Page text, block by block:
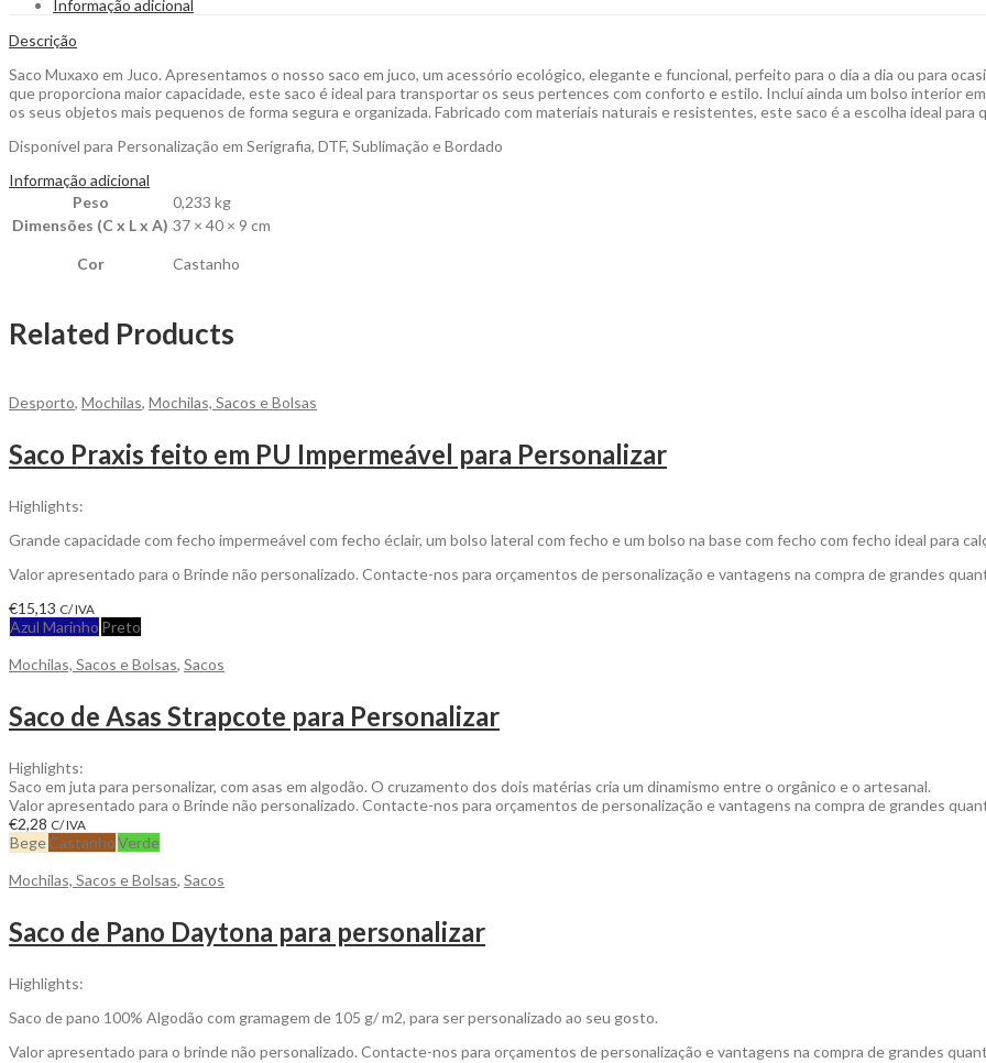
Ecológico,
Elegante
e
Funcional,
Perfeito
para
Dia
Dia
para
Especiais
Informação adicional
Descrição
Saco Muxaxo em Juco. Apresentamos o nosso saco em juco, um acessório ecológico, elegante e funcional, perfeito para o dia a dia ou para
que proporciona maior capacidade, este saco é ideal para transportar os seus pertences com conforto e estilo. Incluí ainda um bolso interior
os seus objetos mais pequenos de forma segura e organizada. Fabricado com materiais naturais e resistentes, este saco é a escolha ideal
Disponível para Personalização em Serigrafia, DTF, Sublimação e Bordado
Informação adicional
Peso
0,233 kg
Dimensões (C x L x A) 37 × 40 × 9 cm
Cor Castanho
Related Products
Desporto, Mochilas, Mochilas, Sacos e Bolsas
Saco Praxis feito em PU Impermeável para Personalizar
Highlights:
Grande capacidade com fecho impermeável com fecho éclair, um bolso lateral com fecho e um bolso na base com fecho com fecho ideal para
Valor apresentado para o Brinde não personalizado. Contacte-nos para orçamentos de personalização e vantagens na compra de grandes
€15,13 C/ IVA
Azul Marinho Preto
Mochilas, Sacos e Bolsas, Sacos
Saco de Asas Strapcote para Personalizar
Highlights:
Saco em juta para personalizar, com asas em algodão. O cruzamento dos dois matérias cria um dinamismo entre o orgânico e o artesanal.
Valor apresentado para o Brinde não personalizado. Contacte-nos para orçamentos de personalização e vantagens na compra de grandes
€2,28 C/ IVA
BegeCastanhoVerde
Mochilas, Sacos e Bolsas, Sacos
Saco de Pano Daytona para personalizar
Highlights:
Saco de pano 100% Algodão com gramagem de 105 g/ m2, para ser personalizado ao seu gosto.
Valor apresentado para o brinde não personalizado. Contacte-nos para orçamentos de personalização e vantagens na compra de grandes